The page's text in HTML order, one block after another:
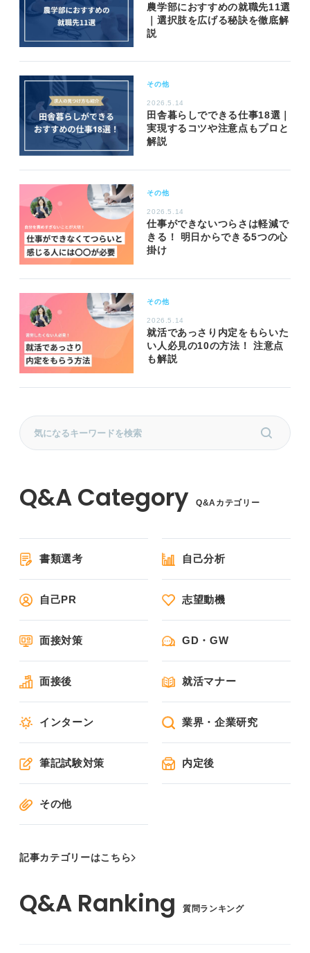
農学部におすすめの就職先11選
｜選択肢を広げる秘訣を徹底解
説
その他
2026.5.14
田舎暮らしでできる仕事18選｜
実現するコツや注意点もプロと
解説
その他
2026.5.14
仕事ができないつらさは軽減で
きる！ 明日からできる5つの心
掛け
その他
2026.5.14
就活であっさり内定をもらいた
い人必見の10の方法！ 注意点
も解説
Q&Aカテゴリー
書類選考 自己分析
自己PR 志望動機
面接対策 GD・GW
面接後 就活マナー
インターン 業界・企業研究
筆記試験対策 内定後
その他
記事カテゴリーはこちら
質問ランキング